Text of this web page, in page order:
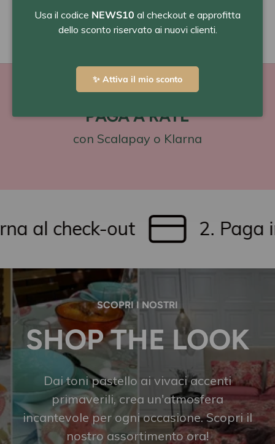
PAGA A RATE
con Scalapay o Klarna
al check-out 2. Paga in
SCOPRI I NOSTRI
SHOP THE LOOK
Dai toni pastello ai vivaci accenti
primaverili, crea un'atmosfera
incantevole per ogni occasione. Scopri il
nostro assortimento ora!
Usa il codice NEWS10 al checkout e approfitta
dello sconto riservato ai nuovi clienti.
✨ Attiva il mio sconto